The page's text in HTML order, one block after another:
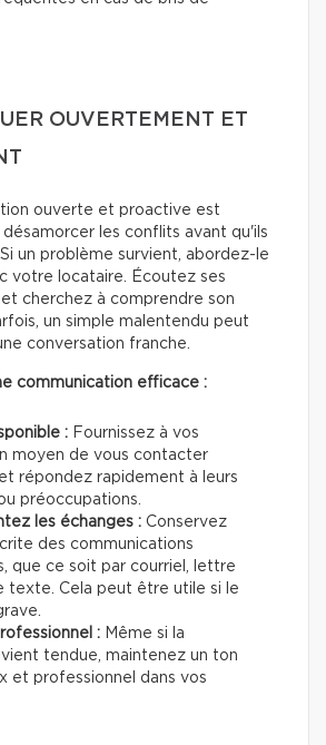
OUVERTEMENT ET
ouverte et proactive est
les conflits avant qu'ils
un problème survient, abordez-le
votre locataire. Écoutez ses
cherchez à comprendre son
un simple malentendu peut
conversation franche.
communication efficace :
: Fournissez à vos
moyen de vous contacter
répondez rapidement à leurs
préoccupations.
les échanges : Conservez
des communications
que ce soit par courriel, lettre
texte. Cela peut être utile si le
: Même si la
tendue, maintenez un ton
et professionnel dans vos